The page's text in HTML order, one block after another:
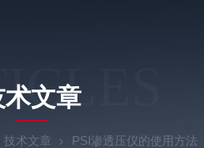
术文章
技术文章 PSI渗透压仪的使用方法